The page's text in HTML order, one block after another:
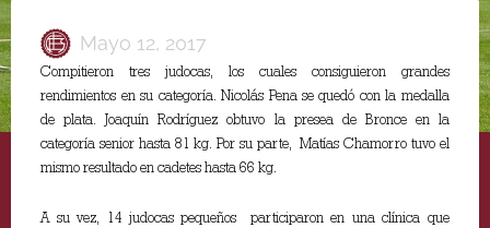
Mayo 12, 2017
Compitieron tres judocas, los cuales consiguieron grandes
rendimientos en su categoría. Nicolás Pena se quedó con la medalla
de plata. Joaquín Rodríguez obtuvo la presea de Bronce en la
categoría senior hasta 81 kg. Por su parte, Matías Chamorro tuvo el
mismo resultado en cadetes hasta 66 kg.
A su vez, 14 judocas pequeños participaron en una clínica que